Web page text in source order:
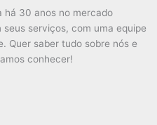
há 30 anos no mercado
serviços, com uma equipe
Quer saber tudo sobre nós e
conhecer!